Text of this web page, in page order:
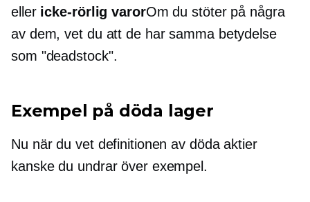
eller icke-rörlig varorOm du stöter på några
av dem, vet du att de har samma betydelse
som "deadstock".
Exempel på döda lager
Nu när du vet definitionen av döda aktier
kanske du undrar över exempel.